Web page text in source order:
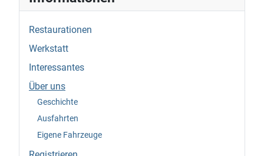
Restaurationen
Werkstatt
Interessantes
Über uns
Geschichte
Ausfahrten
Eigene Fahrzeuge